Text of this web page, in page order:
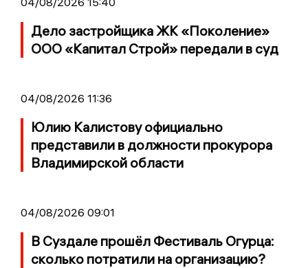
Дело застройщика ЖК «Поколение»
ООО «Капитал Строй» передали в суд
04/08/2026 11:36
Юлию Калистову официально
представили в должности прокурора
Владимирской области
04/08/2026 09:01
В Суздале прошёл Фестиваль Огурца:
сколько потратили на организацию?